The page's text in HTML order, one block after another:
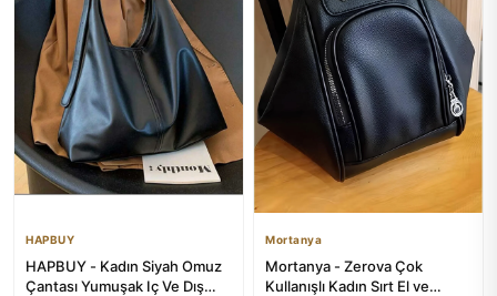
HAPBUY
HAPBUY - Kadın Siyah Omuz
Çantası Yumuşak Iç Ve Dış
Mortanya
Mortanya - Zerova Çok
Kullanışlı Kadın Sırt El ve